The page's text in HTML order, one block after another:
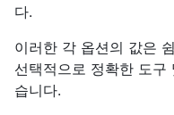
다.
이러한 각 옵션의 값은
선택적으로 정확한 도구
습니다.